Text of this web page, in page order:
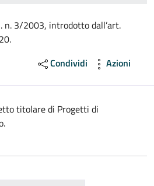
n. 3/2003, introdotto dall’art.
Condividi
Azioni
titolare di Progetti di